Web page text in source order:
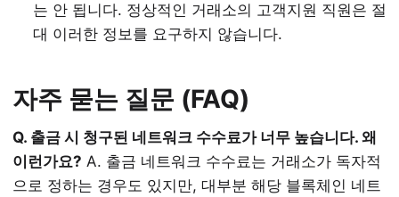
는 안 됩니다. 정상적인 거래소의 고객지원 직원은 절
대 이러한 정보를 요구하지 않습니다.
자주 묻는 질문 (FAQ)
Q. 출금 시 청구된 네트워크 수수료가 너무 높습니다. 왜
이런가요? A. 출금 네트워크 수수료는 거래소가 독자적
으로 정하는 경우도 있지만, 대부분 해당 블록체인 네트